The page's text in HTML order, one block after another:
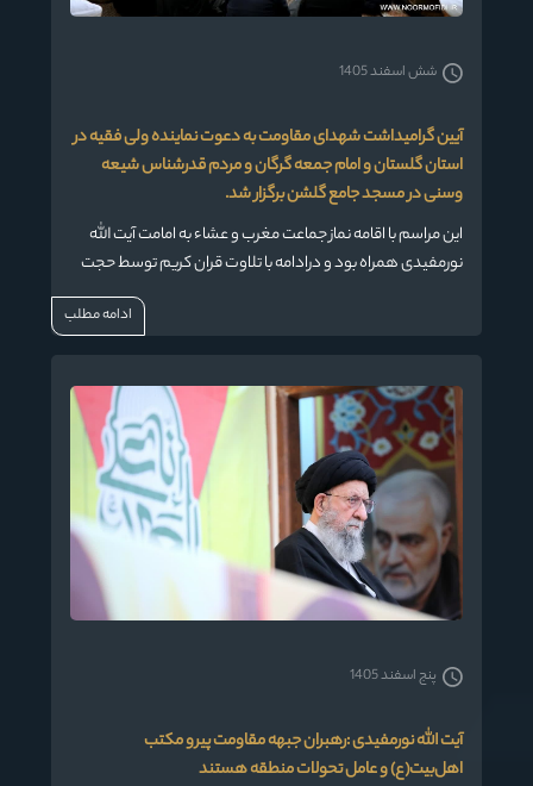
آیین گرامیداشت شهدای مقاومت به دعوت نماینده ولی فقیه در
استان گلستان و امام جمعه گرگان و مردم قدرشناس شیعه
وسنی در مسجد جامع گلشن برگزار شد.
این مراسم با اقامه نماز جماعت مغرب و عشاء به امامت آیت الله
نورمفیدی همراه بود و درادامه با تلاوت قران کریم توسط حجت
شش اسفند 1405
ادامه مطلب
آیت الله نورمفیدی :رهبران جبهه مقاومت پیرو مکتب
اهل‌بیت(ع) و عامل تحولات منطقه هستند
پنج اسفند 1405